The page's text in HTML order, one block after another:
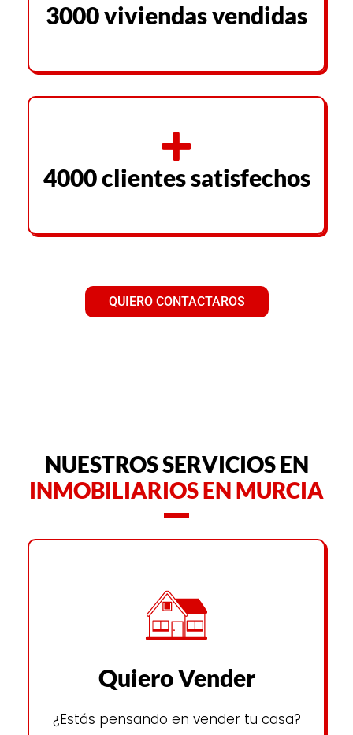
3000 viviendas vendidas
4000 clientes satisfechos
QUIERO CONTACTAROS
NUESTROS SERVICIOS EN
INMOBILIARIOS EN MURCIA
Quiero Vender
¿Estás pensando en vender tu casa?